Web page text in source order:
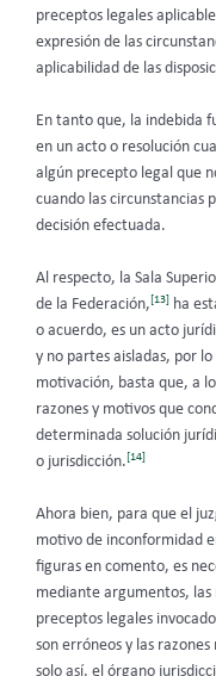
preceptos legales
expresión de las
aplicabilidad de las
En tanto que, la indebida
en un acto o resolución
algún precepto legal que
cuando las circunstancias
decisión efectuada.
Al respecto, la Sala
de la Federación,[13] ha
o acuerdo, es un acto
y no partes aisladas, por
motivación, basta que, a
razones y motivos que
determinada solución
o jurisdicción.[14]
Ahora bien, para que el
motivo de inconformidad
figuras en comento, es
mediante argumentos, las
preceptos legales
son erróneos y las
solo así, el órgano